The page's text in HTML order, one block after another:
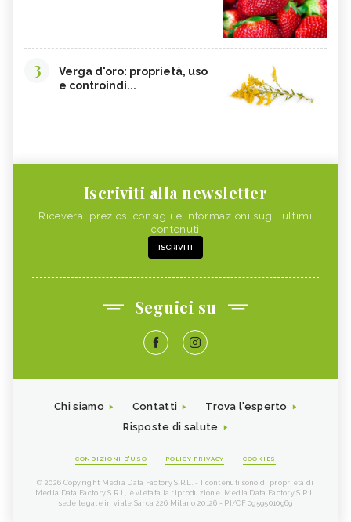
3
Verga d'oro: proprietà, uso
e controindi...
Iscriviti alla newsletter
Riceverai preziosi consigli e informazioni sugli ultimi
contenuti
ISCRIVITI
Seguici su
Chi siamo Contatti
Trova l'esperto
Risposte di salute
CONDIZIONI D'USO POLICY PRIVACY COOKIES
© 2026 Copyright Media Data Factory S.R.L. - I contenuti sono di proprietà di
Media Data Factory S.R.L, è vietata la riproduzione. Media Data Factory S.R.L.
sede legale in viale Sarca 226 Milano 20126 - PI/CF 09595010969